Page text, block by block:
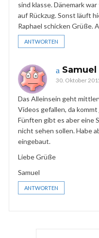
sind klasse. Dänemark
auf Rückzug. Sonst läuft
Raphael schicken Grüße.
ANTWORTEN
Samuel
30. Oktober
Das Alleinsein geht
Videos gefallen, da
Fünften gibt es aber eine
nicht sehen sollen. Habe
eingebaut.
Liebe Grüße
Samuel
ANTWORTEN